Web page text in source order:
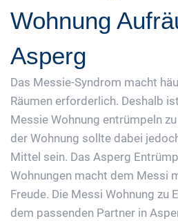
Wohnung
Asperg
Das Messie-Syndrom macht
Räumen erforderlich. Deshalb
Messie Wohnung entrümpeln
der Wohnung sollte dabei
Mittel sein. Das Asperg
Wohnungen macht dem Messi
Freude. Die Messi Wohnung zu
dem passenden Partner in